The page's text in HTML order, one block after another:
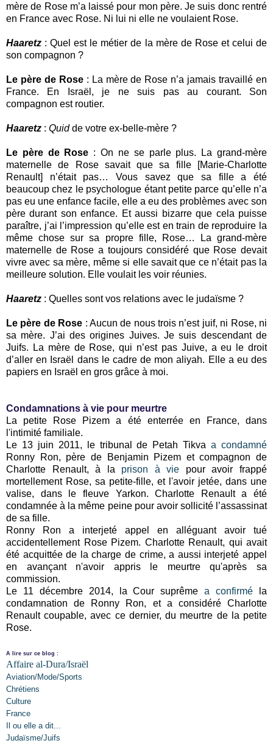
mère de Rose m’a laissé pour mon père. Je suis donc rentré
en France avec Rose. Ni lui ni elle ne voulaient Rose.
Haaretz : Quel est le métier de la mère de Rose et celui de
son compagnon ?
Le père de Rose: La mère de Rose n’a jamais travaillé en
France. En Israël, je ne suis pas au courant. Son
compagnon est routier.
Haaretz : Quidde votre ex-belle-mère ?
Le père de Rose : On ne se parle plus. La grand-mère
maternelle de Rose savait que sa fille [Marie-Charlotte
Renault] n’était pas… Vous savez que sa fille a été
beaucoup chez le psychologue étant petite parce qu’elle n’a
pas eu une enfance facile, elle a eu des problèmes avec son
père durant son enfance. Et aussi bizarre que cela puisse
paraître, j’ai l’impression qu’elle est en train de reproduire la
même chose sur sa propre fille, Rose… La grand-mère
maternelle de Rose a toujours considéré que Rose devait
vivre avec sa mère, même si elle savait que ce n’était pas la
meilleure solution. Elle voulait les voir réunies.
Haaretz : Quelles sont vos relations avec le judaïsme ?
Le père de Rose : Aucun de nous trois n’est juif, ni Rose, ni
sa mère. J’ai des origines Juives. Je suis descendant de
Juifs. La mère de Rose, qui n’est pas Juive, a eu le droit
d’aller en Israël dans le cadre de mon aliyah. Elle a eu des
papiers en Israël en gros grâce à moi.
Condamnations à vie pour meurtre
La petite Rose Pizem a été enterrée en France, dans
l'intimité familiale.
Le 13 juin 2011, le tribunal de Petah Tikvaa condamné
Ronny Ron, père de Benjamin Pizem et compagnon de
Charlotte Renault, à la prison à vie pour avoir frappé
mortellement Rose, sa petite-fille, et l'avoir jetée, dans une
valise, dans le fleuve Yarkon. Charlotte Renault a été
condamnée à la même peine pour avoir sollicité l’assassinat
de sa fille.
Ronny Ron a interjeté appel en alléguant avoir tué
accidentellement Rose Pizem. Charlotte Renault, qui avait
été acquittée de la charge de crime, a aussi interjeté appel
en avançant n'avoir appris le meurtre qu'après sa
commission.
Le 11 décembre 2014, la Cour suprêmea confirmé la
condamnation de Ronny Ron, et a considéré Charlotte
Renault coupable, avec ce dernier, du meurtre de la petite
Rose.
A lire sur ce blog :
Affaire al-Dura/Israël
Aviation/Mode/Sports
Chrétiens
Culture
France
Il ou elle a dit...
Judaïsme/Juifs